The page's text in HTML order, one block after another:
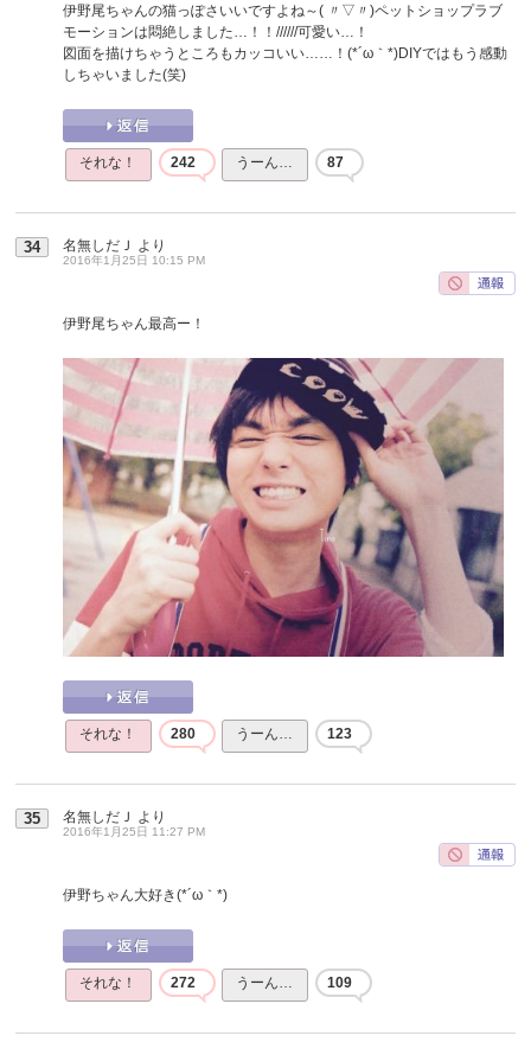
伊野尾ちゃんの猫っぽさいいですよね～( 〃▽〃)ペットショップラブ
モーションは悶絶しました…！！//////可愛い…！
図面を描けちゃうところもカッコいい……！(*´ω｀*)DIYではもう感動
しちゃいました(笑)
それな！ 242 うーん… 87
34 名無しだＪ より
2016年1月25日 10:15 PM
伊野尾ちゃん最高ー！
それな！ 280 うーん… 123
35 名無しだＪ より
2016年1月25日 11:27 PM
伊野ちゃん大好き(*´ω｀*)
それな！ 272 うーん… 109